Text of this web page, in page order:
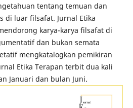
tentang temuan dan
di luar filsafat. Jurnal Etika
karya-karya filsafat di
dan bukan semata
mengkatalogkan pemikiran
Etika Terapan terbit dua kali
Januari dan bulan Juni.